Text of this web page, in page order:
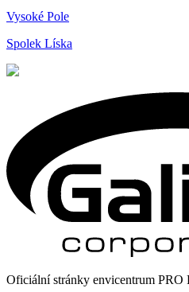
Vysoké Pole
Spolek Líska
Oficiální stránky envicentrum